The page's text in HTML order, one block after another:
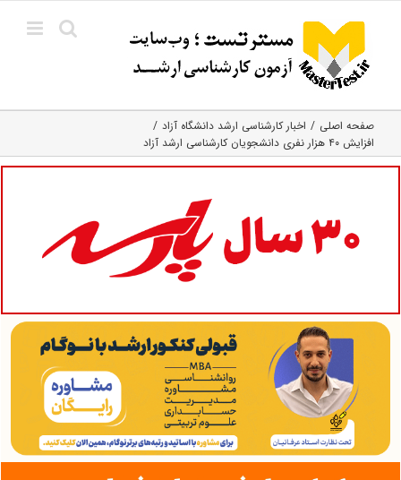
content
صفحه اصلی
اخبار کارشناسی ارشد دانشگاه آزاد
افزایش ۴۰ هزار نفری دانشجویان کارشناسی ارشد آزاد